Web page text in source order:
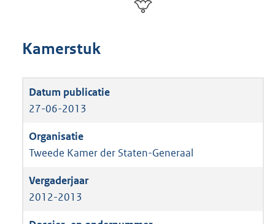
Kamerstuk
27-06-2013
Tweede Kamer der Staten-Generaal
2012-2013